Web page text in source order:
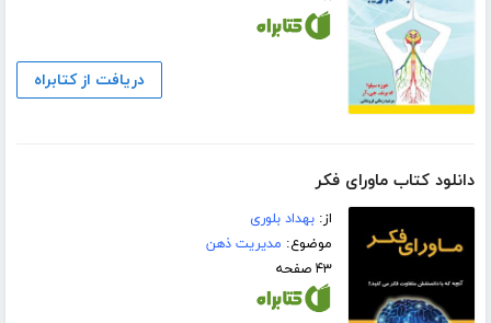
دریافت از کتابراه
دانلود کتاب ماورای فکر
از:بهداد بلوری
موضوع: مدیریت ذهن
۴۳ صفحه